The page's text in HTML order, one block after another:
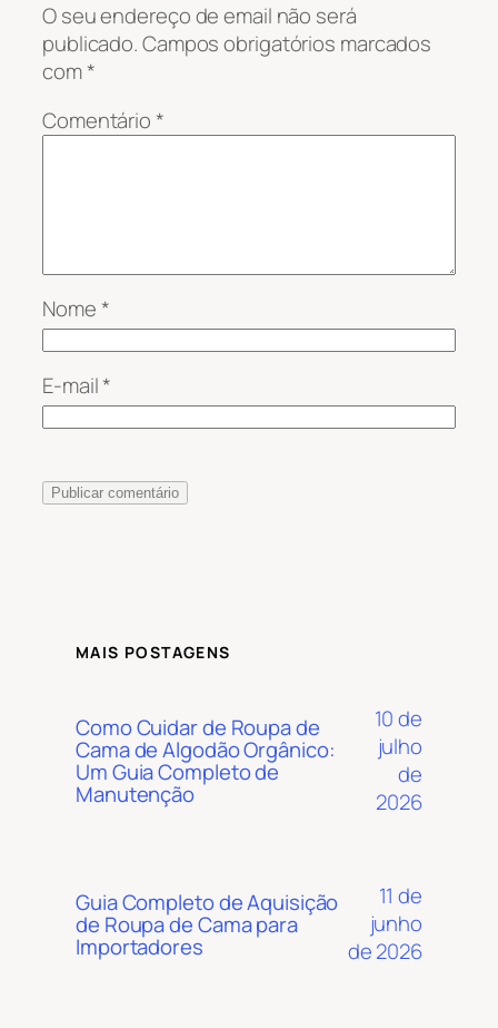
O seu endereço de email não será
publicado.Campos obrigatórios marcados
com*
Comentário*
Nome*
E-mail*
MAIS POSTAGENS
Como Cuidar de Roupa de
Cama de Algodão Orgânico:
Um Guia Completo de
Manutenção
10 de
julho
de
2026
Guia Completo de Aquisição
de Roupa de Cama para
Importadores
11 de
junho
de 2026